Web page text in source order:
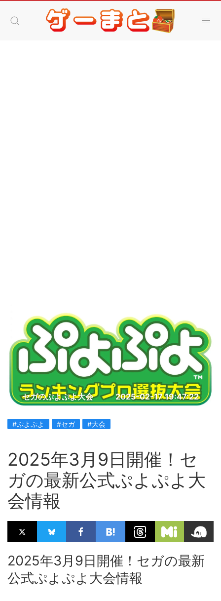
セガのぷよぷよ大会 2025-02-17 19:47:22
#ぷよぷよ #セガ #大会
2025年3月9日開催！セ
ガの最新公式ぷよぷよ大
会情報
2025年3月9日開催！セガの最新
公式ぷよぷよ大会情報